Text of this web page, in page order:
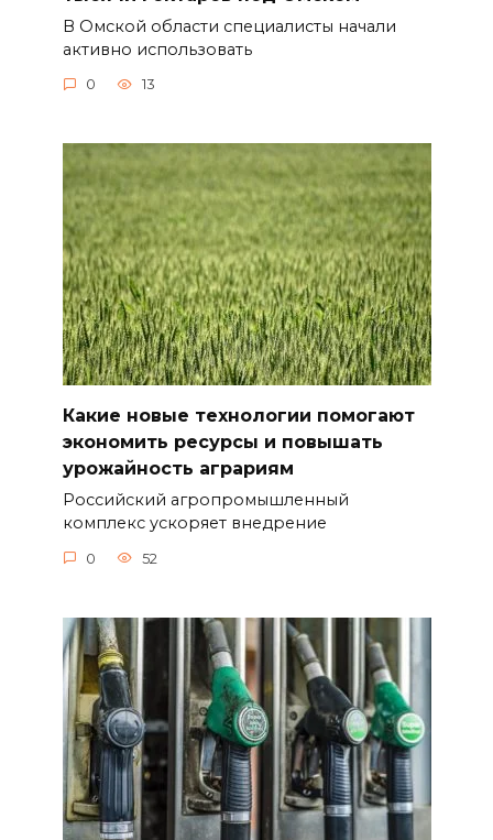
В Омской области специалисты начали
активно использовать
0 13
Какие новые технологии помогают
экономить ресурсы и повышать
урожайность аграриям
Российский агропромышленный
комплекс ускоряет внедрение
0 52